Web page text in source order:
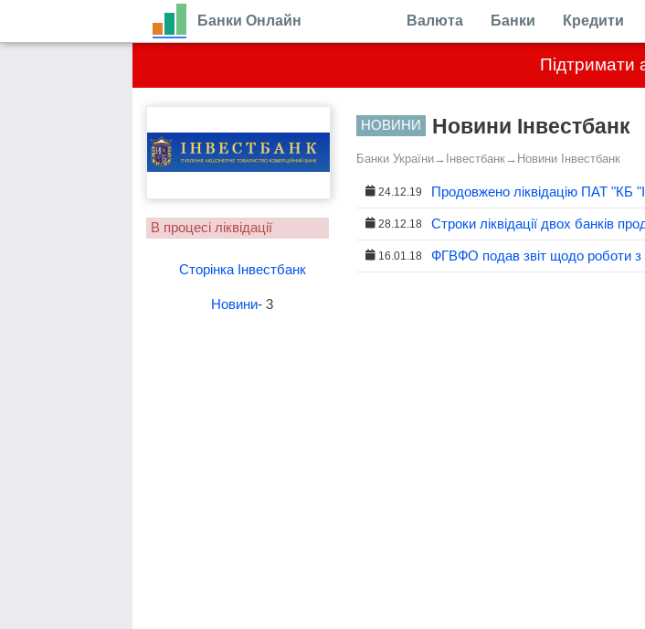
Підтримати
Банки Онлайн Валюта Банки Кредити
В процесі ліквідації
Сторінка Інвестбанк
Новини- 3
НОВИНИ Новини Інвестбанк
Банки України→ Інвестбанк→ Новини Інвестбанк
24.12.19 Продовжено ліквідацію ПАТ "КБ
28.12.18 Строки ліквідації двох банків
16.01.18 ФГВФО подав звіт щодо роботи з